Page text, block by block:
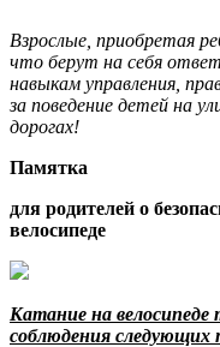
Взрослые, приобретая
что берут на себя
навыкам управления,
за поведение детей на
дорогах!
Памятка
для родителей о
велосипеде
Катание на
соблюдения следующих